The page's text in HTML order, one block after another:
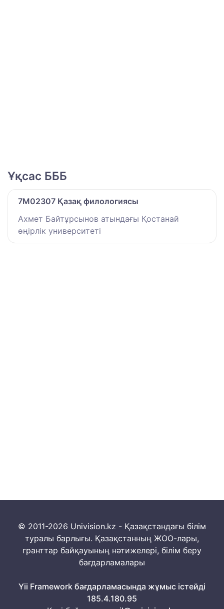
Ұқсас БББ
7M02307 Қазақ филологиясы
Ахмет Байтұрсынов атындағы Қостанай
өңірлік университеті
© 2011-2026 Univision.kz - Қазақстандағы білім
туралы барлығы. Қазақстанның ЖОО-лары,
гранттар байқауының нәтижелері, білім беру
бағдарламалары
Yii Framework бағдарламасында жұмыс істейді
185.4.180.95